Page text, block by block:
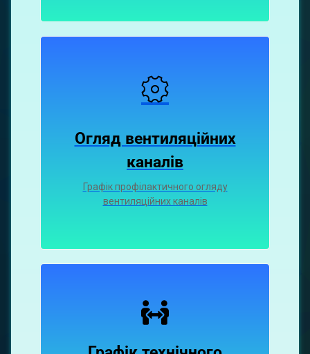
Огляд вентиляційних
каналiв
Графiк профiлактичного огляду
вентиляцiйних каналiв